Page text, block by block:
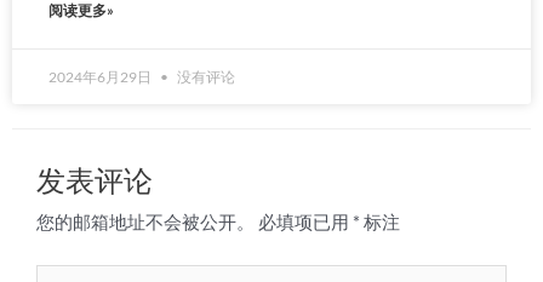
阅读更多»
2024年6月29日 没有评论
发表评论
您的邮箱地址不会被公开。 必填项已用 * 标注